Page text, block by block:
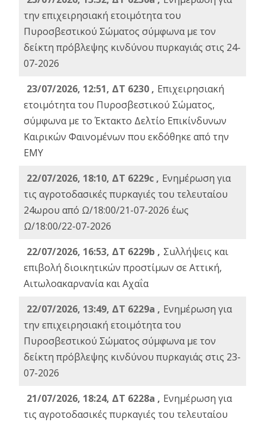
την επιχειρησιακή ετοιμότητα του
Πυροσβεστικού Σώματος σύμφωνα με τον
δείκτη πρόβλεψης κινδύνου πυρκαγιάς στις 24-
07-2026
23/07/2026, 12:51, ΔΤ 6230 , Επιχειρησιακή
ετοιμότητα του Πυροσβεστικού Σώματος,
σύμφωνα με το Έκτακτο Δελτίο Επικίνδυνων
Καιρικών Φαινομένων που εκδόθηκε από την
ΕΜΥ
22/07/2026, 18:10, ΔΤ 6229c , Ενημέρωση για
τις αγροτοδασικές πυρκαγιές του τελευταίου
24ωρου από Ω/18:00/21-07-2026 έως
Ω/18:00/22-07-2026
22/07/2026, 16:53, ΔΤ 6229b , Σuλλήψεις και
επιβολή διοικητικών προστίμων σε Αττική,
Αιτωλοακαρνανία και Αχαΐα
22/07/2026, 13:49, ΔΤ 6229a , Ενημέρωση για
την επιχειρησιακή ετοιμότητα του
Πυροσβεστικού Σώματος σύμφωνα με τον
δείκτη πρόβλεψης κινδύνου πυρκαγιάς στις 23-
07-2026
21/07/2026, 18:24, ΔΤ 6228a , Ενημέρωση για
τις αγροτοδασικές πυρκαγιές του τελευταίου